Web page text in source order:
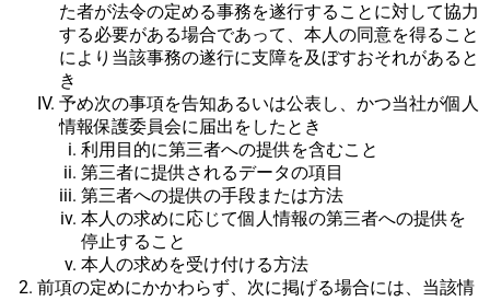
た者が法令の定める事務を遂行することに対して協力
する必要がある場合であって、本人の同意を得ること
により当該事務の遂行に支障を及ぼすおそれがあると
き
予め次の事項を告知あるいは公表し、かつ当社が個人
情報保護委員会に届出をしたとき
利用目的に第三者への提供を含むこと
第三者に提供されるデータの項目
第三者への提供の手段または方法
本人の求めに応じて個人情報の第三者への提供を
停止すること
本人の求めを受け付ける方法
前項の定めにかかわらず、次に掲げる場合には、当該情